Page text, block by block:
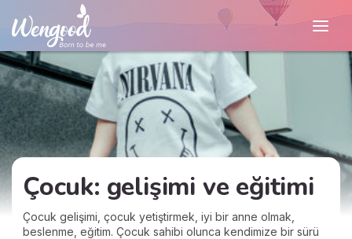
Çocuk: gelişimi ve eğitimi
Çocuk gelişimi, çocuk yetiştirmek, iyi bir anne olmak,
beslenme, eğitim. Çocuk sahibi olunca kendimize bir sürü